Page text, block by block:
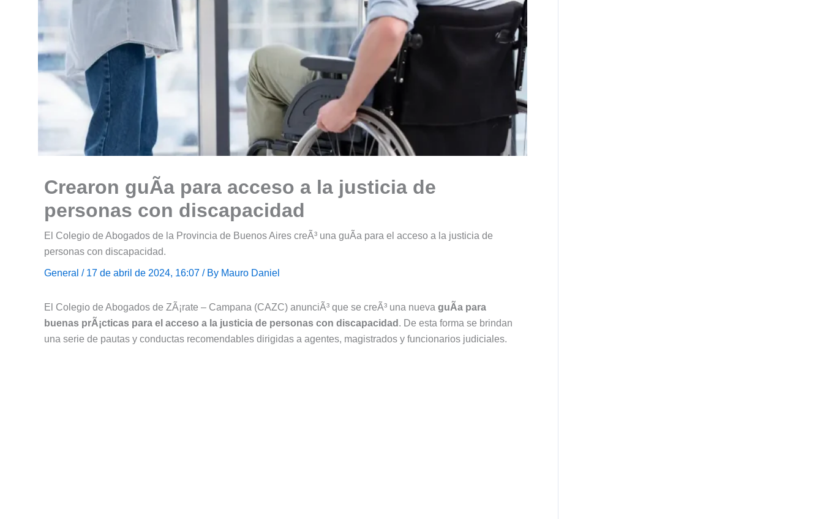
Crearon guÃ­a para acceso a la justicia de
personas con discapacidad
El Colegio de Abogados de la Provincia de Buenos Aires creÃ³ una guÃ­a para el acceso a la justicia de
personas con discapacidad.
General / 17 de abril de 2024, 16:07 / By Mauro Daniel
El Colegio de Abogados de ZÃ¡rate – Campana (CAZC) anunciÃ³ que se creÃ³ una nueva guÃ­a para
buenas prÃ¡cticas para el acceso a la justicia de personas con discapacidad . De esta forma se brindan
una serie de pautas y conductas recomendables dirigidas a agentes, magistrados y funcionarios judiciales.